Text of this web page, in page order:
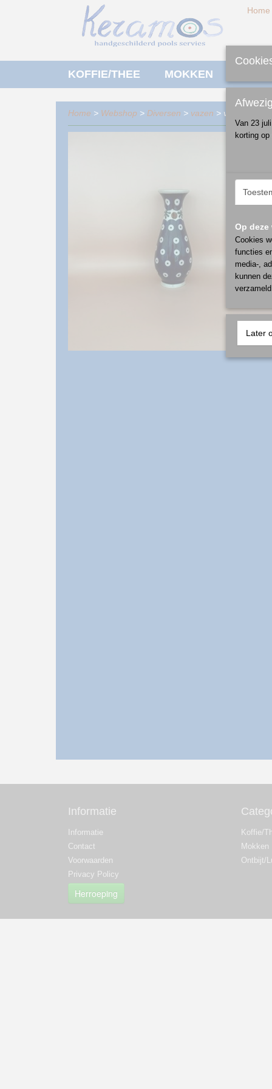
Home
KOFFIE/THEE MOKKEN
Home > Webshop > Diversen > vazen > vaas -
Informatie
Informatie
Contact
Voorwaarden
Privacy Policy
Herroeping
Koffie/
Mokken
Ontbijt/
Afwezig
Van 23
korting
Op
Cookies
functies
media-,
kunnen
Later